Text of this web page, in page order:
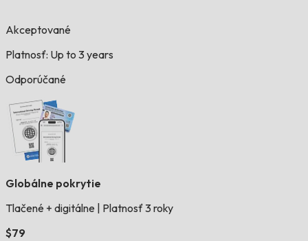
Akceptované
Platnosť: Up to 3 years
Odporúčané
Globálne pokrytie
Tlačené + digitálne
Platnosť 3 roky
$79